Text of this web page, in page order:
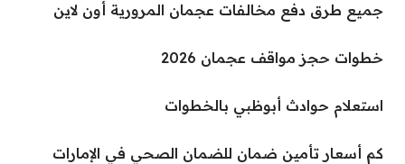
جميع طرق دفع مخالفات عجمان المرورية أون لاين
خطوات حجز مواقف عجمان 2026
استعلام حوادث أبوظبي بالخطوات
كم أسعار تأمين ضمان للضمان الصحي في الإمارات